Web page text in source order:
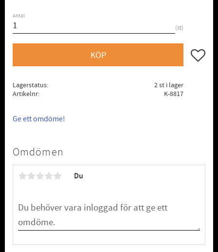
Antal
st
KÖP Lägg
Lagerstatus
2 st i lager
Artikelnr
K-8817
Ge ett omdöme!
Omdömen
Du